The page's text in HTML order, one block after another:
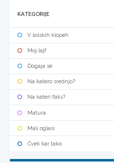
KATEGORIJE
V šolskih klopeh
Moj lajf
Dogaja se
Na katero srednjo?
Na kateri faks?
Matura
Mali oglasi
Čvek kar tako